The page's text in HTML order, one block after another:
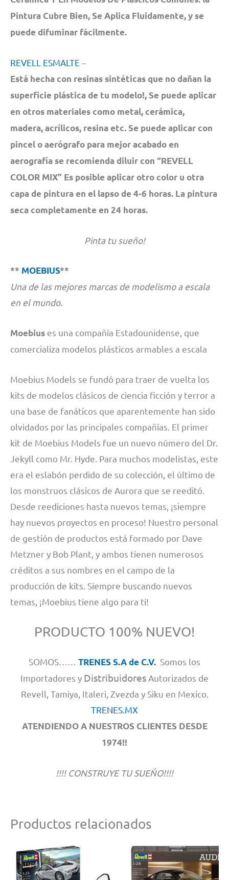
Pintura Cubre Bien, Se Aplica Fluidamente, y se
puede difuminar fácilmente.
REVELL ESMALTE –
Está hecha con resinas sintéticas que no dañan la
superficie plástica de tu modelo!, Se puede aplicar
en otros materiales como metal, cerámica,
madera, acrílicos, resina etc. Se puede aplicar con
pincel o aerógrafo para mejor acabado en
aerografía se recomienda diluir con “REVELL
COLOR MIX” Es posible aplicar otro color u otra
capa de pintura en el lapso de 4-6 horas. La pintura
seca completamente en 24 horas.
Pinta tu sueño!
** MOEBIUS**
Una de las mejores marcas de modelismo a escala
en el mundo.
Moebius es una compañía Estadounidense, que
comercializa modelos plásticos armables a escala
Moebius Models se fundó para traer de vuelta los
kits de modelos clásicos de ciencia ficción y terror a
una base de fanáticos que aparentemente han sido
olvidados por las principales compañías. El primer
kit de Moebius Models fue un nuevo número del Dr.
Jekyll como Mr. Hyde. Para muchos modelistas, este
era el eslabón perdido de su colección, el último de
los monstruos clásicos de Aurora que se reeditó.
Desde reediciones hasta nuevos temas, ¡siempre
hay nuevos proyectos en proceso! Nuestro personal
de gestión de productos está formado por Dave
Metzner y Bob Plant, y ambos tienen numerosos
créditos a sus nombres en el campo de la
producción de kits. Siempre buscando nuevos
temas, ¡Moebius tiene algo para ti!
PRODUCTO 100% NUEVO!
SOMOS…… TRENES S.A de C.V. Somos los
Importadores y DistribuidoresAutorizados de
Revell, Tamiya, Italeri, Zvezda y Siku en Mexico.
TRENES.MX
ATENDIENDO A NUESTROS CLIENTES DESDE
1974!!
!!!! CONSTRUYE TU SUEÑO!!!!
Productos relacionados